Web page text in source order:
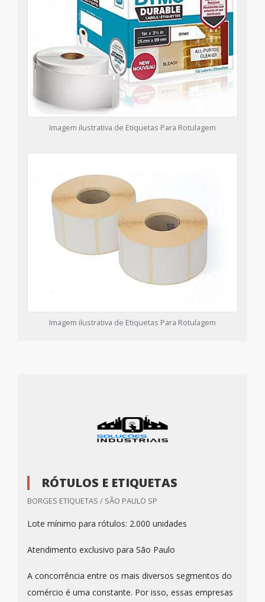
Imagem ilustrativa de Etiquetas Para Rotulagem
Imagem ilustrativa de Etiquetas Para Rotulagem
RÓTULOS E ETIQUETAS
BORGES ETIQUETAS / SÃO PAULO SP
Lote mínimo para rótulos: 2.000 unidades
Atendimento exclusivo para São Paulo
A concorrência entre os mais diversos segmentos do
comércio é uma constante. Por isso, essas empresas